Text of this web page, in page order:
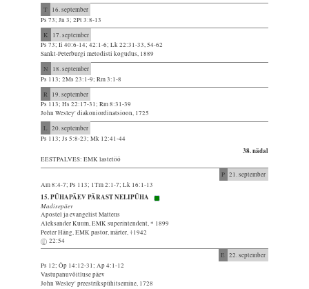
T
16. september
Ps 73; Jn 3; 2Pt 3:8-13
K
17. september
Ps 73; Ii 40:6-14; 42:1-6; Lk 22:31-33, 54-62
Sankt-Peterburgi metodisti kogudus, 1889
N
18. september
Ps 113; 2Ms 23:1-9; Rm 3:1-8
R
19. september
Ps 113; Hs 22:17-31; Rm 8:31-39
John Wesley' diakoniordinatsioon, 1725
L 20. september
Ps 113; Js 5:8-23; Mk 12:41-44
38. nädal
EESTPALVES: EMK lastetöö
P 21. september
Am 8:4-7; Ps 113; 1Tm 2:1-7; Lk 16:1-13
15. PÜHAPÄEV PÄRAST NELIPÜHA
Madisepäev
Apostel ja evangelist Matteus
Aleksander Kuum, EMK superintendent, * 1899
Peeter Häng, EMK pastor, märter, †1942
22:54
E 22. september
Ps 12; Õp 14:12-31; Ap 4:1-12
Vastupanuvõitluse päev
John Wesley' preestrikspühitsemine, 1728